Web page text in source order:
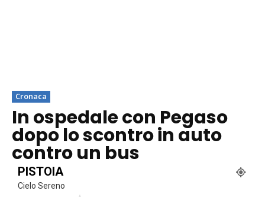
Cronaca
In ospedale con Pegaso
dopo lo scontro in auto
contro un bus
PISTOIA
Cielo Sereno